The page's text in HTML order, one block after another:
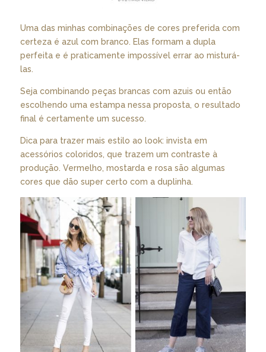
Uma das minhas combinações de cores preferida com
certeza é azul com branco. Elas formam a dupla
perfeita e é praticamente impossível errar ao misturá-
las.
Seja combinando peças brancas com azuis ou então
escolhendo uma estampa nessa proposta, o resultado
final é certamente um sucesso.
Dica para trazer mais estilo ao look: invista em
acessórios coloridos, que trazem um contraste à
produção. Vermelho, mostarda e rosa são algumas
cores que dão super certo com a duplinha.